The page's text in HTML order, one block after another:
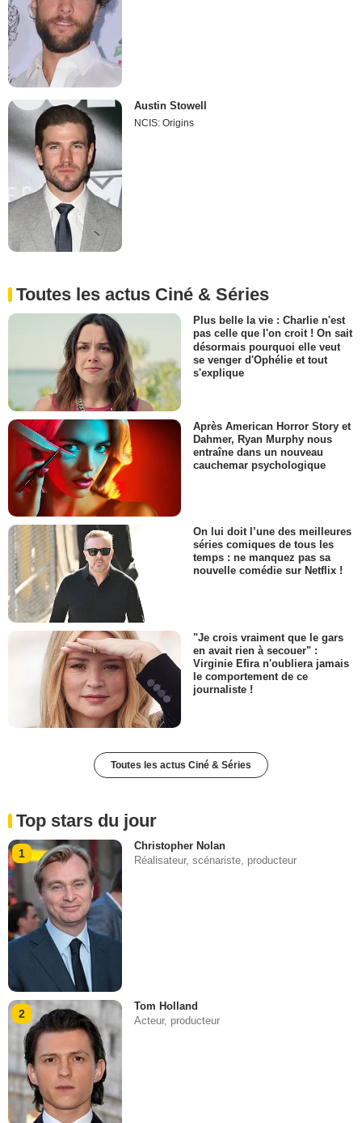
Austin Stowell
NCIS: Origins
Toutes les actus Ciné & Séries
Plus belle la vie : Charlie n'est
pas celle que l'on croit ! On sait
désormais pourquoi elle veut
se venger d'Ophélie et tout
s'explique
Après American Horror Story et
Dahmer, Ryan Murphy nous
entraîne dans un nouveau
cauchemar psychologique
On lui doit l’une des meilleures
séries comiques de tous les
temps : ne manquez pas sa
nouvelle comédie sur Netflix !
"Je crois vraiment que le gars
en avait rien à secouer" :
Virginie Efira n'oubliera jamais
le comportement de ce
journaliste !
Toutes les actus Ciné & Séries
Top stars du jour
1
Christopher Nolan
Réalisateur, scénariste, producteur
2
Tom Holland
Acteur, producteur